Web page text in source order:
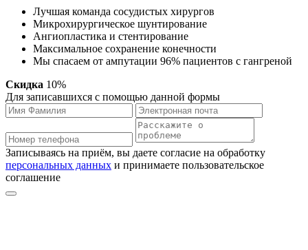
Лучшая команда сосудистых хирургов
Микрохирургическое шунтирование
Ангиопластика и стентирование
Максимальное сохранение конечности
Мы спасаем от ампутации 96% пациентов с гангреной
Скидка 10%
Для записавшихся с помощью данной формы
Записываясь на приём, вы даете согласие на обработку
персональных данных и принимаете пользовательское
соглашение